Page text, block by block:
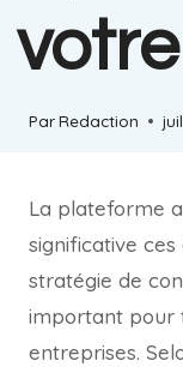
ParRedaction
La plateforme
significative
stratégie de
important pour
entreprises.